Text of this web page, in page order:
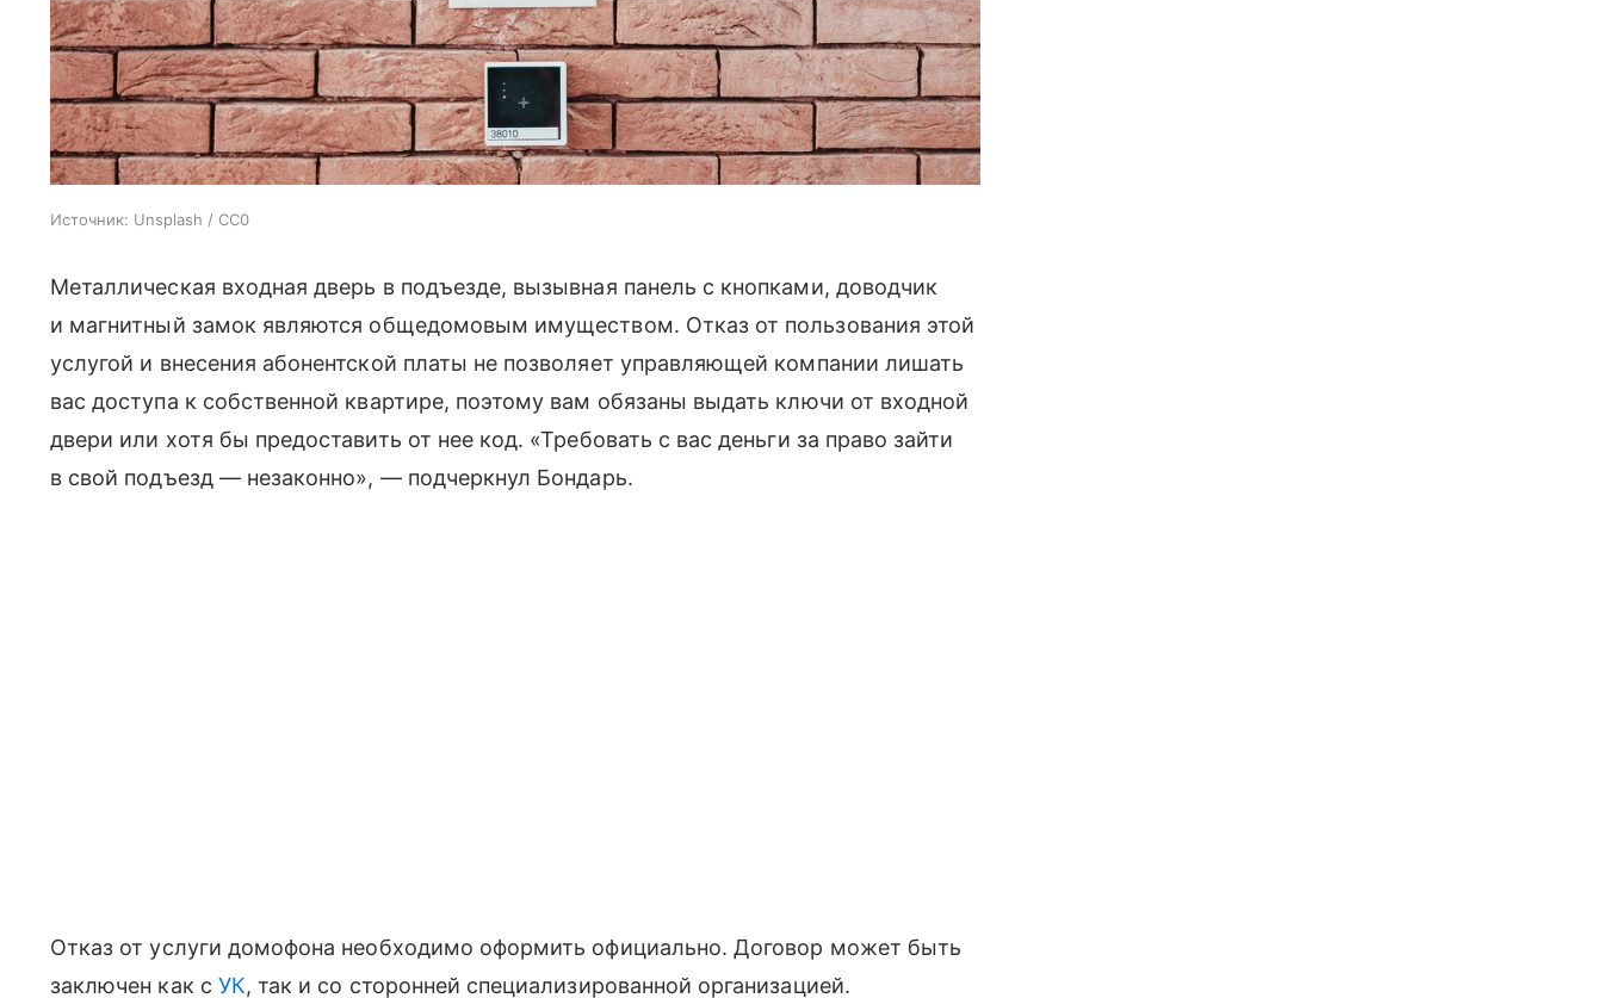
Источник: Unsplash / CC0
Металлическая входная дверь в подъезде, вызывная панель с кнопками, доводчик
и магнитный замок являются общедомовым имуществом. Отказ от пользования этой
услугой и внесения абонентской платы не позволяет управляющей компании лишать
вас доступа к собственной квартире, поэтому вам обязаны выдать ключи от входной
двери или хотя бы предоставить от нее код. «Требовать с вас деньги за право зайти
в свой подъезд — незаконно», — подчеркнул Бондарь.
Отказ от услуги домофона необходимо оформить официально. Договор может быть
заключен как с УК, так и со сторонней специализированной организацией.